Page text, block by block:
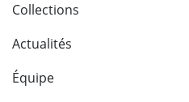
Collections
Actualités
Équipe